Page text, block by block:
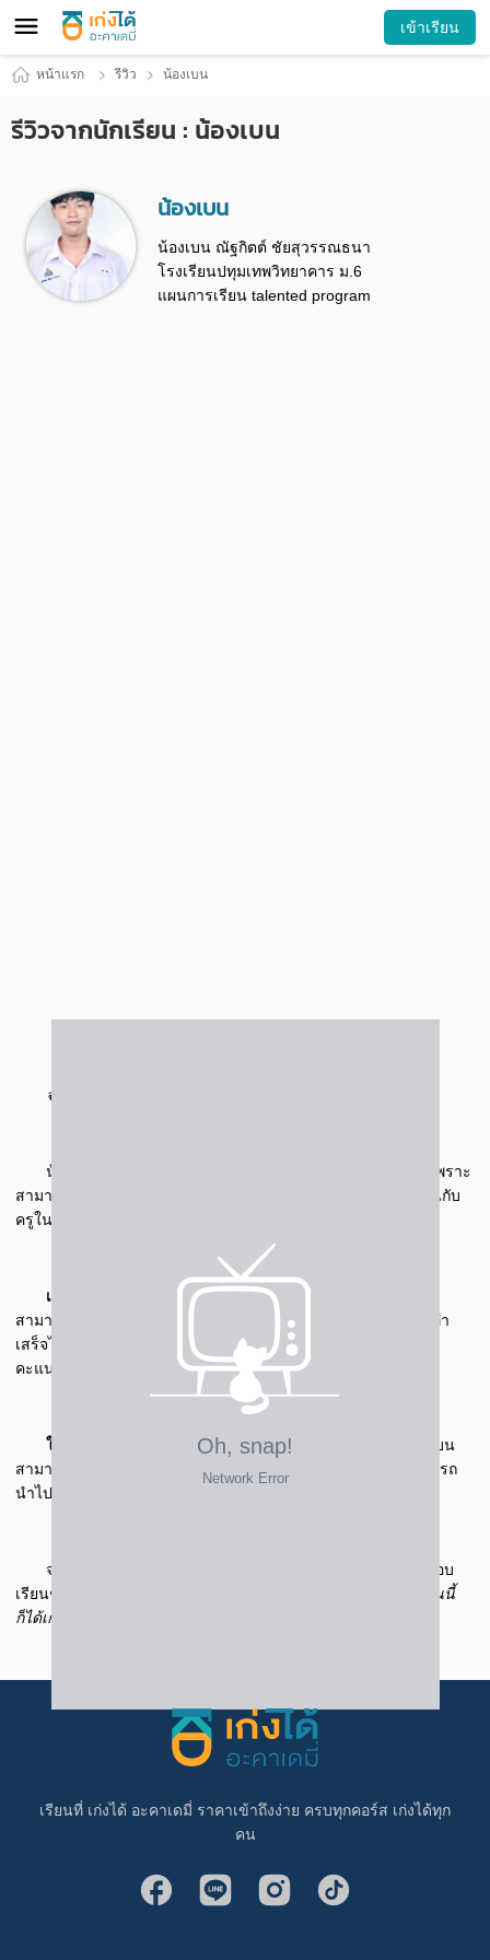
เข้าเรียน
หน้าแรก รีวิว น้องเบน
รีวิวจากนักเรียน : น้องเบน
น้องเบน
น้องเบน ณัฐกิตต์ ชัยสุวรรณธนา
โรงเรียนปทุมเทพวิทยาคาร ม.6
แผนการเรียน talented program
จากเด็กที่ไม่มั่นใจ สอบไม่ผ่าน แต่ตอนทำเกรดเฉลี่ยได้ 3.81
น้องเบนเล่าว่า .. การเรียนเป็นคลิปเหมาะกับน้องเบนมากๆ เพราะ
สามารถเรียนที่ไหนก็ได้ ติวเตอร์ที่เก่งได้ ก็สอนให้เข้าใจได้เหมือนกับ
ครูในโรงเรียนเลย
เรียนคณิต เพิ่มเติมกับครูแชมป์ที่มีสูตรลัดในการทำโจทย์
สามารถเอาไปประยุกต์ใช้ในตอนสอบได้ น้องทำโจทย์ได้เร็วขึ้น ทำ
เสร็จได้ทันเวลา นอกจากนี้คะแนนสอบก็เพิ่มขึ้นด้วย ได้ 18-19/20
คะแนนเลย และวิชาคณิตเพิ่มเติม ก็
ได้เกรด 4 มาด้วย
ในวิชาฟิสิกส์ ครูพงศ์
ก็สอนเนื้อหาพร้อมบอกสูตรต่างๆ น้องเบน
สามารถ นำไปประยุกต์ใช้กับในการเรียนในห้องเรียน แล้วก็สามารถ
นำไปใช้กับข้อสอบ final หรือว่า midterm ได้
จากเด็กที่
แต่พอได้เรียนกับครูพี่หวาย ก็เริ่มชอบ
เรียนชีวิะมากขึ้น คะแนนสอบดีขึ้นมาก
จากที่เคยได้เกรด 2.5 ตอนนี้
ก็ได้เกรด 4 แล้ว
เรียนที่ เก่งได้ อะคาเดมี่ ราคาเข้าถึงง่าย ครบทุกคอร์ส เก่งได้ทุก
คน